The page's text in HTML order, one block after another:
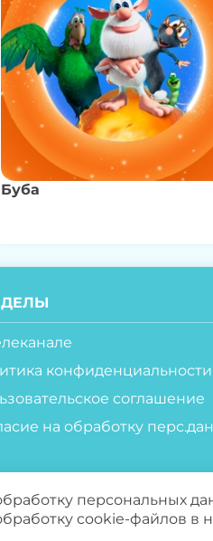
Буба
конфиденциальности
соглашение
на обработку
персональных
cookie-файлов в